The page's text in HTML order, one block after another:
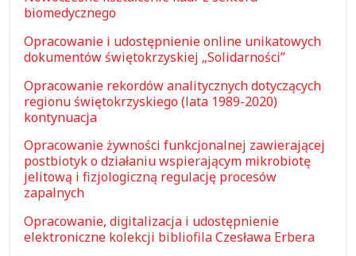
biomedycznego
Opracowanie i udostępnienie online unikatowych
dokumentów świętokrzyskiej „Solidarności”
Opracowanie rekordów analitycznych dotyczących
regionu świętokrzyskiego (lata 1989-2020)
kontynuacja
Opracowanie żywności funkcjonalnej zawierającej
postbiotyk o działaniu wspierającym mikrobiotę
jelitową i fizjologiczną regulację procesów
zapalnych
Opracowanie, digitalizacja i udostępnienie
elektroniczne kolekcji bibliofila Czesława Erbera